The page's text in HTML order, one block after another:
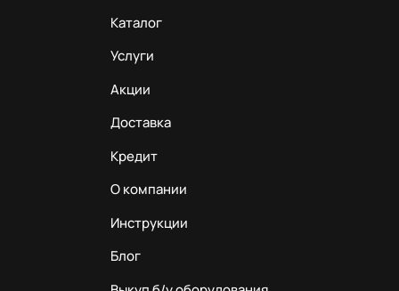
Каталог
Услуги
Акции
Доставка
Кредит
О компании
Инструкции
Блог